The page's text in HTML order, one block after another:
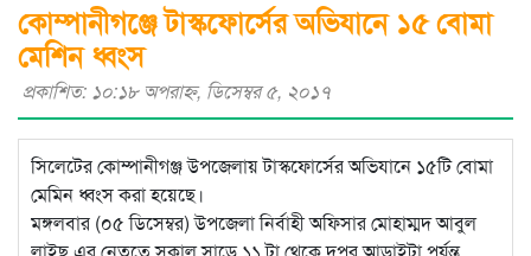
কোম্পানীগঞ্জে টাস্কফোর্সের অভিযানে ১৫ বোমা
মেশিন ধ্বংস
প্রকাশিত: ১০:১৮ অপরাহ্ণ, ডিসেম্বর ৫, ২০১৭
সিলেটের কোম্পানীগঞ্জ উপজেলায় টাস্কফোর্সের অভিযানে ১৫টি বোমা
মেমিন ধ্বংস করা হয়েছে।
মঙ্গলবার (০৫ ডিসেম্বর) উপজেলা নির্বাহী অফিসার মোহাম্মদ আবুল